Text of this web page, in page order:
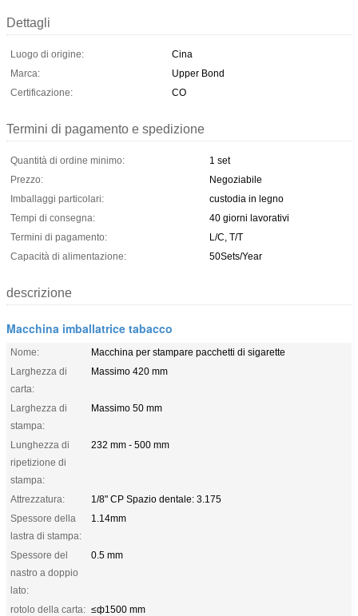
Dettagli
Luogo di origine:
Cina
Marca:
Upper Bond
Certificazione:
CO
Termini di pagamento e spedizione
Quantità di ordine minimo:
1 set
Prezzo:
Negoziabile
Imballaggi particolari:
custodia in legno
Tempi di consegna:
40 giorni lavorativi
Termini di pagamento:
L/C, T/T
Capacità di alimentazione:
50Sets/Year
descrizione
Macchina imballatrice tabacco
Nome:
Macchina per stampare pacchetti di sigarette
Larghezza di
carta:
Massimo 420 mm
Larghezza di
stampa:
Massimo 50 mm
Lunghezza di
ripetizione di
stampa:
232 mm - 500 mm
Attrezzatura:
1/8" CP Spazio dentale: 3.175
Spessore della
lastra di stampa:
1.14mm
Spessore del
nastro a doppio
lato:
0.5 mm
rotolo della carta: ≤ф1500 mm